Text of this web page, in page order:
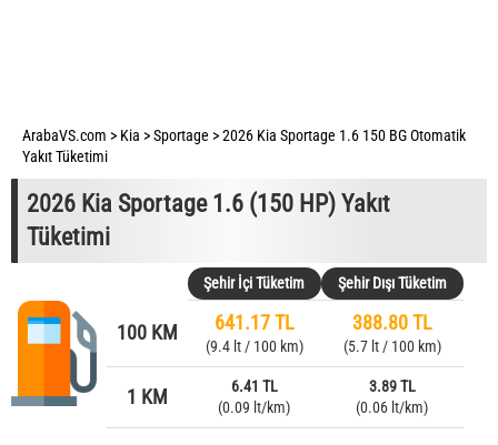
ArabaVS.com > Kia >Sportage >2026 Kia Sportage 1.6 150 BG Otomatik
Yakıt Tüketimi
2026 Kia Sportage 1.6 (150 HP) Yakıt
Tüketimi
Şehir İçi Tüketim Şehir Dışı Tüketim
100 KM 641.17 TL
(9.4 lt / 100 km)
388.80 TL
(5.7 lt / 100 km)
1 KM
6.41 TL
(0.09 lt/km)
3.89 TL
(0.06 lt/km)